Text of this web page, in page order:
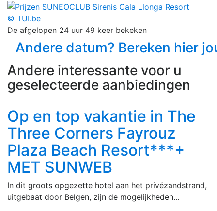
© TUI.be
De afgelopen 24 uur 49 keer bekeken
Andere datum? Bereken hier
Andere interessante voor u
geselecteerde aanbiedingen
Op en top vakantie in The
Three Corners Fayrouz
Plaza Beach Resort***+
MET SUNWEB
In dit groots opgezette hotel aan het privézandstrand,
uitgebaat door Belgen, zijn de mogelijkheden...